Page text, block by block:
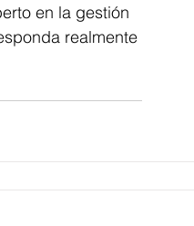
en la gestión
realmente